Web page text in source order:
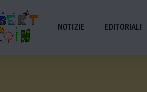
NOTIZIE EDITORIALI